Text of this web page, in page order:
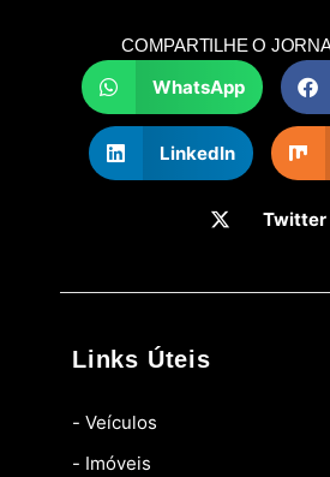
COMPARTILHE O
WhatsApp
LinkedIn
Twitter
Links Úteis
- Veículos
- Imóveis